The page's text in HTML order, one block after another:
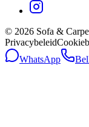
© 2026 Sofa &
Privacybeleid
WhatsApp